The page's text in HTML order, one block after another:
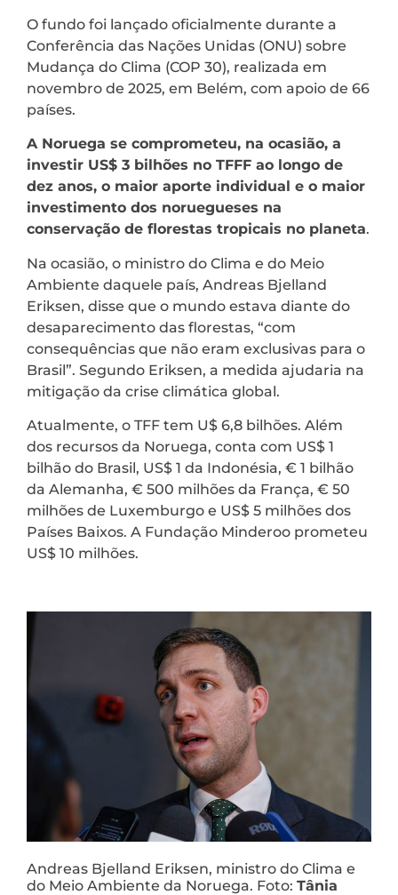
O fundo foi lançado oficialmente durante a
Conferência das Nações Unidas (ONU) sobre
Mudança do Clima (COP 30), realizada em
novembro de 2025, em Belém, com apoio de 66
países.
A Noruega se comprometeu, na ocasião, a
investir US$ 3 bilhões no TFFF ao longo de
dez anos, o maior aporte individual e o maior
investimento dos noruegueses na
conservação de florestas tropicais no planeta.
Na ocasião, o ministro do Clima e do Meio
Ambiente daquele país, Andreas Bjelland
Eriksen, disse que o mundo estava diante do
desaparecimento das florestas, “com
consequências que não eram exclusivas para o
Brasil”. Segundo Eriksen, a medida ajudaria na
mitigação da crise climática global.
Atualmente, o TFF tem U$ 6,8 bilhões. Além
dos recursos da Noruega, conta com US$ 1
bilhão do Brasil, US$ 1 da Indonésia, € 1 bilhão
da Alemanha, € 500 milhões da França, € 50
milhões de Luxemburgo e US$ 5 milhões dos
Países Baixos. A Fundação Minderoo prometeu
US$ 10 milhões.
Andreas Bjelland Eriksen, ministro do Clima e
do Meio Ambiente da Noruega. Foto: Tânia